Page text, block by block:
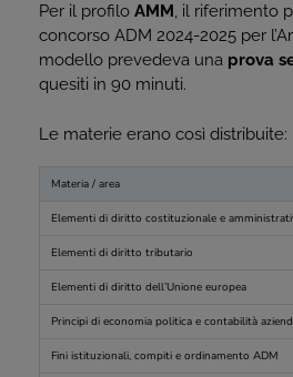
Per il profilo AMM, il riferimento
concorso ADM 2024-2025 per
modello prevedeva una prova
quesiti in 90 minuti.
Le materie erano così distribuite:
Materia / area
Elementi di diritto costituzionale e
Elementi di diritto tributario
Elementi di diritto dell’Unione europea
Principi di economia politica e contabilità
Fini istituzionali, compiti e ordinamento ADM